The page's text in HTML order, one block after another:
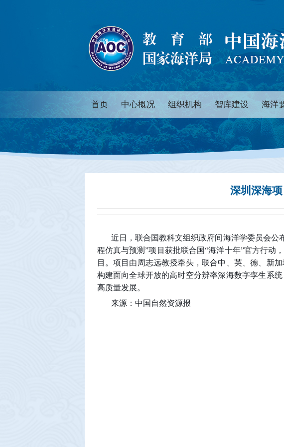
首页 中心概况 组织机构 智库建设 海洋
深圳深海
近日，联合国教科文组织政府间海洋学委员会公
程仿真与预测”项目获批联合国“海洋十年”官方行动
目。项目由周志远教授牵头，联合中
英、德、新
构建面向全球开放的高时空分辨率深海数字孪生系
高质量发展。
来源：中国自然资源报